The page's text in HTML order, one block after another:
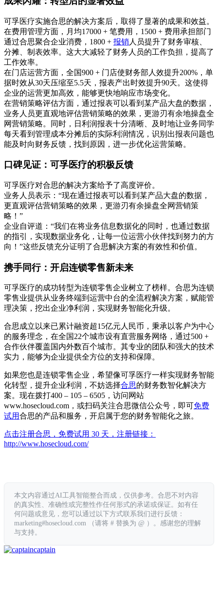
可孚医疗实施合思的解决方案后，取得了显著的成果和效益。
在费用管理方面，月均17000 + 笔费用，1500 + 费用承担部门
通过合思聚合企业消费，1800 + 报销 人员提升了财务审核、
分摊、制表效率。这大大减轻了财务人员的工作负担，提高了
工作效率。
在门店运营方面，全国900 + 门店使财务部人效提升200%，单
据时效从30天压缩至5.5天，报表产出时效提升90天。这使得
企业的运营更加高效，能够更快地响应市场变化。
在营销策略评估方面，通过报表可以看到某产品大盘的数据，
业务人员更直观地评估营销策略的效果，更游刃有余地操盘全
网营销策略。同时，日利润报表十分清晰、及时地让业务同学
每天看到管理成本分摊后的实际利润情况，识别出报表问题也
能及时向财务反馈，找到原因，进一步优化运营策略。
口碑见证：可孚医疗的积极反馈
可孚医疗对合思的解决方案给予了高度评价。
业务人员表示：“现在通过报表可以看到某产品大盘的数据，
更直观评估营销策略的效果，更游刃有余操盘全网营销策
略！”
企业自评道：“我们在将业务信息数据化的同时，也通过数据
的指引，实现数据业务化，让每一位运营小伙伴找到努力的方
向！”这些反馈充分证明了合思解决方案的有效性和价值。
携手同行：开启连锁零售新未来
可孚医疗的成功转型为连锁零售企业树立了榜样。合思为连锁
零售业提供从业务终端到运营中台的全流程解决方案，赋能管
理决策，挖出企业净利润，实现财务智能化升级。
合思成立以来已累计融资超15亿元人民币，秉承以客户为中心
的服务理念，在全国22个城市设有直营服务网络，通过500 +
合作伙伴覆盖国内外数百个城市。其专业的团队和强大的技术
实力，能够为企业提供全方位的支持和保障。
如果您也是连锁零售企业，希望像可孚医疗一样实现财务智能
化转型，提升企业利润，不妨选择合思的财务数智化解决方
案。现在拨打400 – 105 – 6505，访问网站
www.hosecloud.com，或扫码关注合思微信公众号，即可免费
试用合思的产品和服务，开启属于您的财务智能化之旅。
点击注册合思，免费试用 30 天，注册链接：
http://www.hosecloud.com/
本文内容通过AI工具智能整合而成，仅供参考。合思不对内容
的真实性、准确性或完整性作任何形式的承诺或保证。如有任
何问题或意见，您可以通过以下方式联系我们进行反馈：
marketing#hosecloud.com （请将 # 替换为 @ ）。感谢您的理解
与支持。
captain